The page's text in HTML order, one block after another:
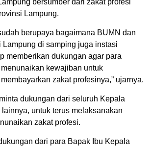
bersumber dari zakat profesi
Lampung.
berupaya bagaimana BUMN dan
Lampung di samping juga instasi
memberikan dukungan agar para
kewajiban untuk
zakat profesinya,” ujarnya.
dukungan dari seluruh Kepala
untuk terus melaksanakan
zakat profesi.
dari para Bapak Ibu Kepala